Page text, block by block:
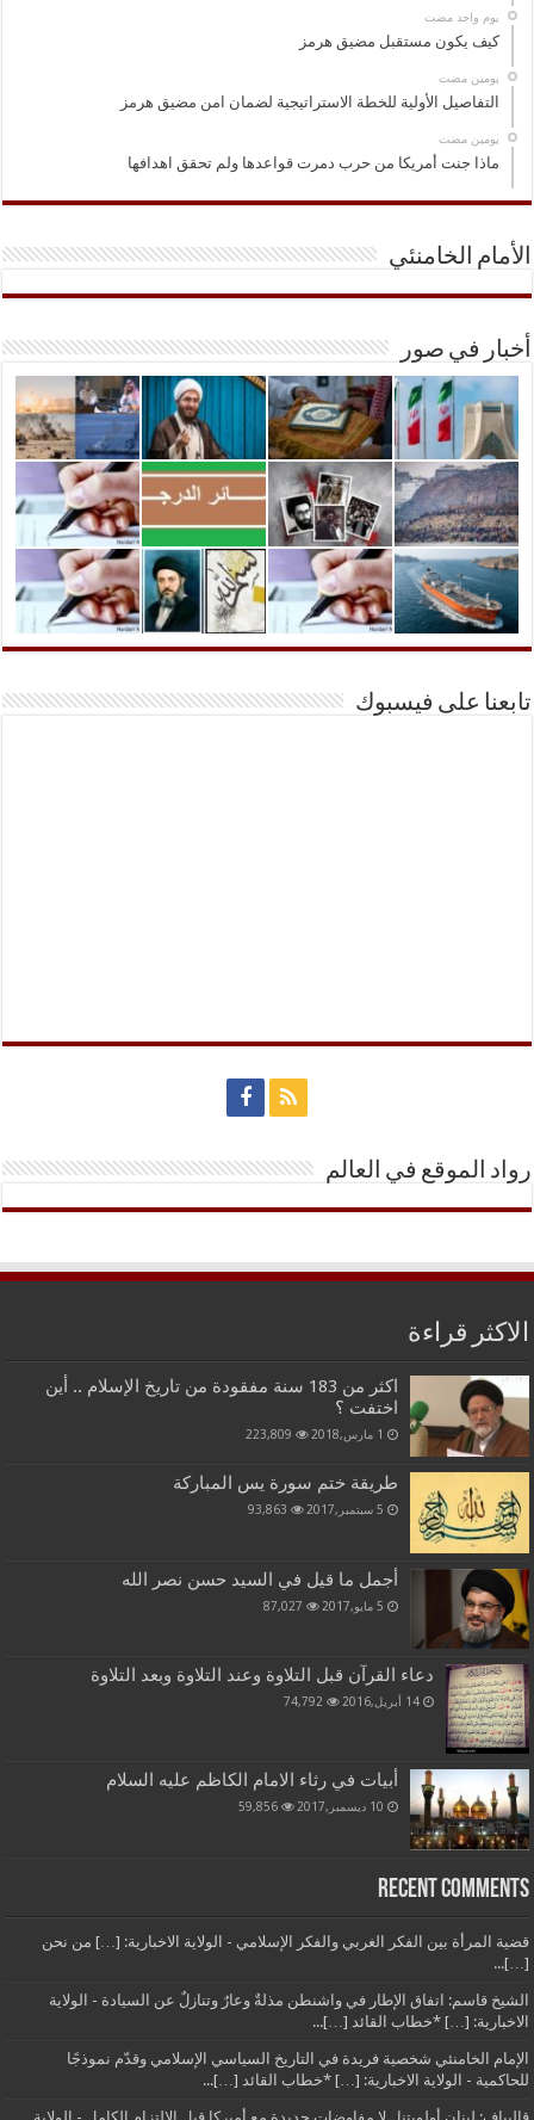
‏يوم واحد مضت
كيف يكون مستقبل مضيق هرمز
‏يومين مضت
التفاصيل الأولية للخطة الاستراتيجية لضمان امن مضيق هرمز
‏يومين مضت
ماذا جنت أمريكا من حرب دمرت قواعدها ولم تحقق اهدافها
الأمام الخامنئي
أخبار في صور
تابعنا على فيسبوك
رواد الموقع في العالم
الاكثر قراءة
اكثر من 183 سنة مفقودة من تاريخ الإسلام .. أين
اختفت ؟
1 مارس,2018 223,809
طريقة ختم سورة يس المباركة
5 سبتمبر,2017 93,863
أجمل ما قيل في السيد حسن نصر الله
5 مايو,2017 87,027
دعاء القرآن قبل التلاوة وعند التلاوة وبعد التلاوة
14 أبريل,2016 74,792
أبيات في رثاء الامام الكاظم عليه السلام
10 ديسمبر,2017 59,856
Recent Comments
قضية المرأة بين الفكر الغربي والفكر الإسلامي - الولاية الاخبارية: […] من نحن
[…]...
الشيخ قاسم: اتفاق الإطار في واشنطن مذلةٌ وعارٌ وتنازلٌ عن السيادة - الولاية
الاخبارية: […] *خطاب القائد […]...
الإمام الخامنئي شخصية فريدة في التاريخ السياسي الإسلامي وقدّم نموذجًا
للحاكمية - الولاية الاخبارية: […] *خطاب القائد […]...